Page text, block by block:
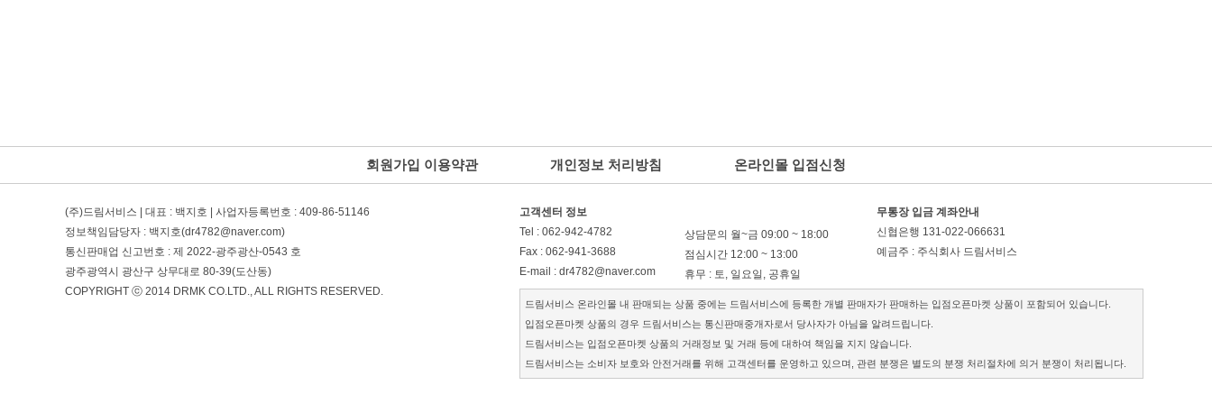
회원가입 이용약관 개인정보 처리방침 온라인몰 입점신청
(주)드림서비스 | 대표 : 백지호 | 사업자등록번호 : 409-86-51146
정보책임담당자 : 백지호(dr4782@naver.com)
통신판매업 신고번호 : 제 2022-광주광산-0543 호
광주광역시 광산구 상무대로 80-39(도산동)
COPYRIGHT ⓒ 2014 DRMK CO.LTD., ALL RIGHTS RESERVED.
고객센터 정보
Tel : 062-942-4782
Fax : 062-941-3688
E-mail : dr4782@naver.com
상담문의 월~금 09:00 ~ 18:00
점심시간 12:00 ~ 13:00
휴무 : 토, 일요일, 공휴일
무통장 입금 계좌안내
신협은행 131-022-066631
예금주 : 주식회사 드림서비스
드림서비스 온라인몰 내 판매되는 상품 중에는 드림서비스에 등록한 개별 판매자가 판매하는 입점오픈마켓 상품이 포함되어 있습니다.
입점오픈마켓 상품의 경우 드림서비스는 통신판매중개자로서 당사자가 아님을 알려드립니다.
드림서비스는 입점오픈마켓 상품의 거래정보 및 거래 등에 대하여 책임을 지지 않습니다.
드림서비스는 소비자 보호와 안전거래를 위해 고객센터를 운영하고 있으며, 관련 분쟁은 별도의 분쟁 처리절차에 의거 분쟁이 처리됩니다.